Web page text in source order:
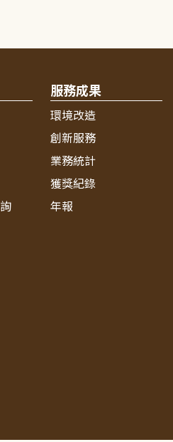
服務成果
環境改造
創新服務
業務統計
獲獎紀錄
年報